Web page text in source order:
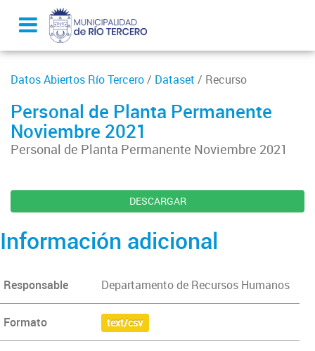
Datos Abiertos Río Tercero/ Dataset / Recurso
Personal de Planta Permanente
Noviembre 2021
Personal de Planta Permanente Noviembre 2021
DESCARGAR
Información adicional
Responsable Departamento de Recursos Humanos
Formato text/csv